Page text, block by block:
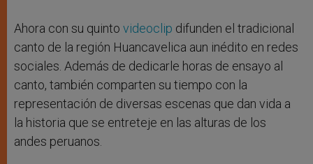
Ahora con su quinto videoclip difunden el tradicional
canto de la región Huancavelica aun inédito en redes
sociales. Además de dedicarle horas de ensayo al
canto, también comparten su tiempo con la
representación de diversas escenas que dan vida a
la historia que se entreteje en las alturas de los
andes peruanos.